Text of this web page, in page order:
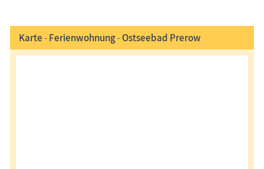
Karte-Ferienwohnung-Ostseebad Prerow